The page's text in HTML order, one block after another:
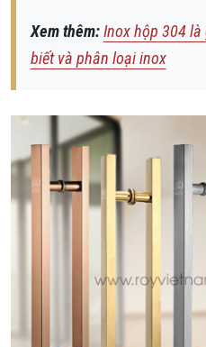
Xem thêm:Inox hộp 304 là
biết và phân loại inox